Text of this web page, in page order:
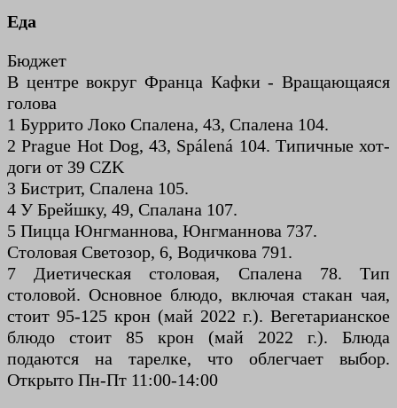
Еда
Бюджет
В центре вокруг Франца Кафки - Вращающаяся
голова
1 Буррито Локо Спалена, 43, Спалена 104.
2 Prague Hot Dog, 43, Spálená 104. Типичные хот-
доги от 39 CZK
3 Бистрит, Спалена 105.
4 У Брейшку, 49, Спалана 107.
5 Пицца Юнгманнова, Юнгманнова 737.
Столовая Светозор, 6, Водичкова 791.
7 Диетическая столовая, Спалена 78. Тип
столовой. Основное блюдо, включая стакан чая,
стоит 95-125 крон (май 2022 г.). Вегетарианское
блюдо стоит 85 крон (май 2022 г.). Блюда
подаются на тарелке, что облегчает выбор.
Открыто Пн-Пт 11:00-14:00